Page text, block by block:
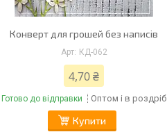
Конверт для грошей без написів
КД-062
4,70 ₴
Готово до відправки Оптом і в роздріб
Купити